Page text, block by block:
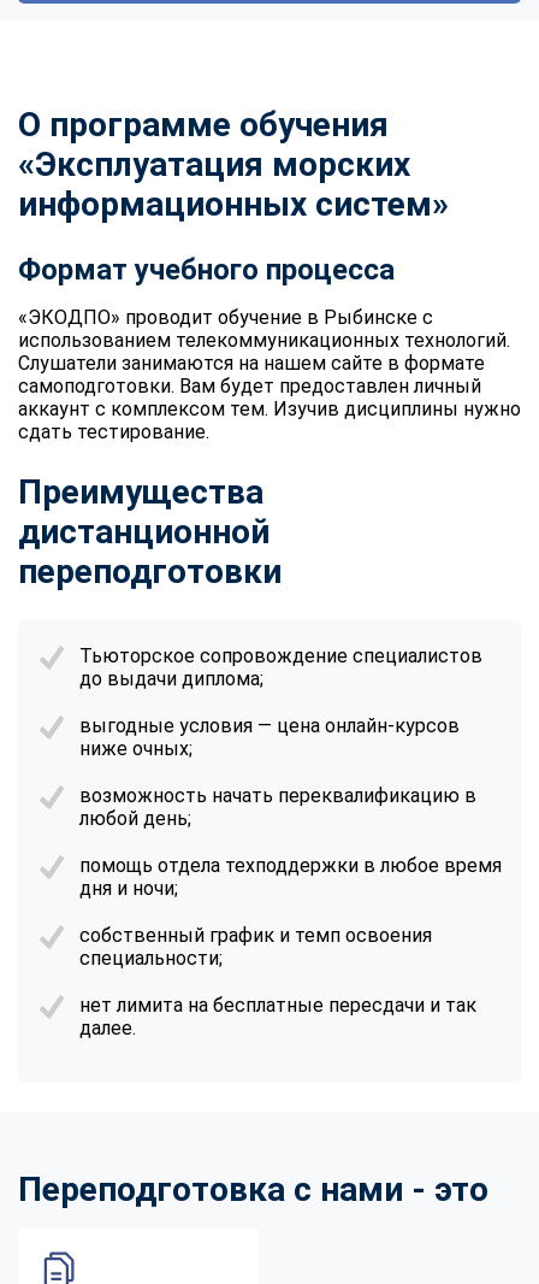
О программе обучения
«Эксплуатация морских
информационных систем»
Формат учебного процесса
«ЭКОДПО» проводит обучение в Рыбинске с
использованием телекоммуникационных технологий.
Слушатели занимаются на нашем сайте в формате
самоподготовки. Вам будет предоставлен личный
аккаунт с комплексом тем. Изучив дисциплины нужно
сдать тестирование.
Преимущества
дистанционной
переподготовки
Тьюторское сопровождение специалистов
до выдачи диплома;
выгодные условия — цена онлайн-курсов
ниже очных;
возможность начать переквалификацию в
любой день;
помощь отдела техподдержки в любое время
дня и ночи;
собственный график и темп освоения
специальности;
нет лимита на бесплатные пересдачи и так
далее.
Переподготовка с нами - это